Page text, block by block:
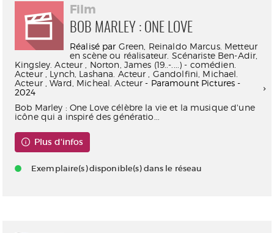
Film
BOB MARLEY : ONE LOVE
Réalisé par Green, Reinaldo Marcus. Metteur
en scène ou réalisateur. Scénariste Ben-Adir,
Kingsley. Acteur
Norton, James (19..-....) - comédien.
Acteur, Lynch, Lashana. Acteur
Gandolfini, Michael.
Acteur,Ward, Micheal. Acteur - Paramount Pictures -
2024
Bob Marley : One Love célèbre la vie et la musique d'une
icône qui a inspiré des génératio...
Plus d'infos
Exemplaire(s) disponible(s) dans le réseau